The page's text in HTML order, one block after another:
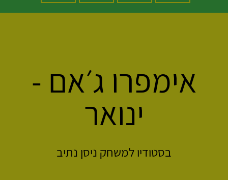
אימפרו ג׳אם -
ינואר
בסטודיו למשחק ניסן נתיב